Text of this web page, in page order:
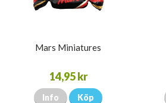
Mars Miniatures
14,95 kr
Info Köp